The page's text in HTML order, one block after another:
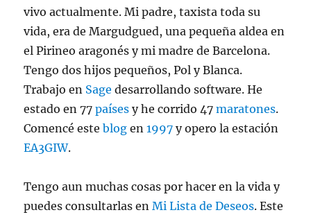
vivo actualmente. Mi padre, taxista toda su
vida, era de Margudgued, una pequeña aldea en
el Pirineo aragonés y mi madre de Barcelona.
Tengo dos hijos pequeños, Pol y Blanca.
Trabajo en Sage desarrollando software. He
estado en 77países y he corrido 47maratones.
Comencé esteblog en1997 y opero la estación
EA3GIW.
Tengo aun muchas cosas por hacer en la vida y
puedes consultarlas enMi Lista de Deseos. Este